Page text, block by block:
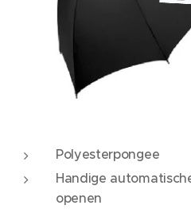
Polyesterpongee
Handige
openen